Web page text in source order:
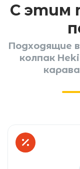
С этим
Подходящие
колпак